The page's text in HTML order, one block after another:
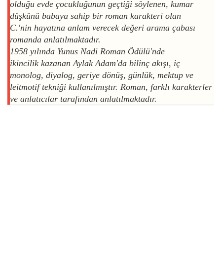
olduğu evde çocukluğunun geçtiği söylenen, kumar
düşkünü babaya sahip bir roman karakteri olan
C.'nin hayatına anlam verecek değeri arama çabası
romanda anlatılmaktadır.
1958 yılında Yunus Nadi Roman Ödülü'nde
ikincilik kazanan Aylak Adam'da bilinç akışı, iç
monolog, diyalog, geriye dönüş, günlük, mektup ve
leitmotif tekniği kullanılmıştır. Roman, farklı karakterler
ve anlatıcılar tarafından anlatılmaktadır.